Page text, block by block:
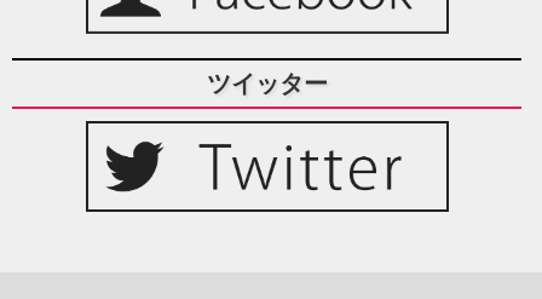
ツイッター